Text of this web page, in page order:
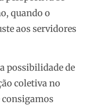
quando o
aos servidores
possibilidade de
coletiva no
consigamos